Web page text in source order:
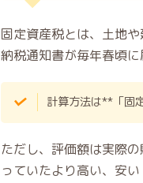
固定資産税とは、土地
納税通知書が毎年春頃
計算方法は**「固
ただし、評価額は実際
っていたより高い、安